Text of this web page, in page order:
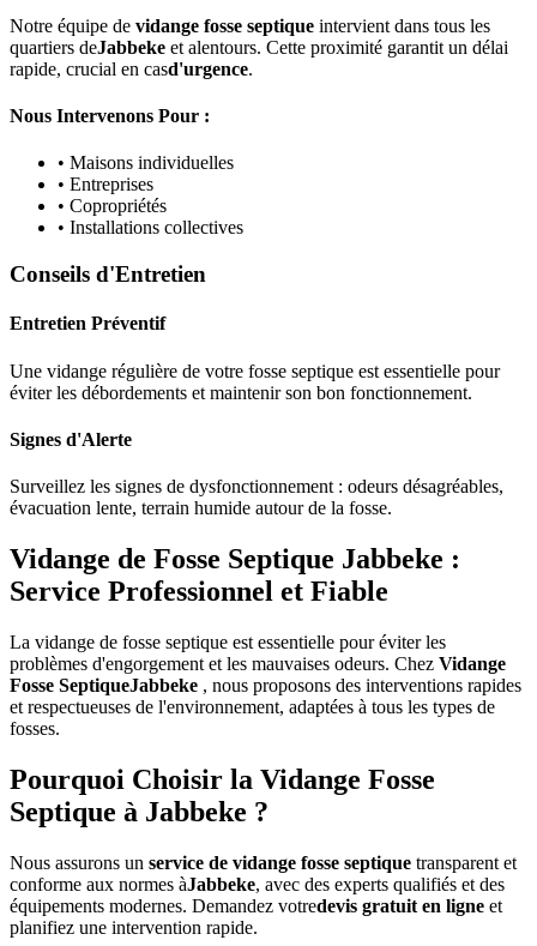
Notre équipe de vidange fosse septique intervient dans tous les
quartiers deJabbeke et alentours. Cette proximité garantit un délai
rapide, crucial en casd'urgence.
Nous Intervenons Pour :
• Maisons individuelles
• Entreprises
• Copropriétés
• Installations collectives
Conseils d'Entretien
Entretien Préventif
Une vidange régulière de votre fosse septique est essentielle pour
éviter les débordements et maintenir son bon fonctionnement.
Signes d'Alerte
Surveillez les signes de dysfonctionnement : odeurs désagréables,
évacuation lente, terrain humide autour de la fosse.
Vidange de Fosse Septique Jabbeke :
Service Professionnel et Fiable
La vidange de fosse septique est essentielle pour éviter les
problèmes d'engorgement et les mauvaises odeurs. Chez Vidange
Fosse SeptiqueJabbeke , nous proposons des interventions rapides
et respectueuses de l'environnement, adaptées à tous les types de
fosses.
Pourquoi Choisir la Vidange Fosse
Septique à Jabbeke ?
Nous assurons un service de vidange fosse septique transparent et
conforme aux normes àJabbeke, avec des experts qualifiés et des
équipements modernes. Demandez votredevis gratuit en ligne et
planifiez une intervention rapide.